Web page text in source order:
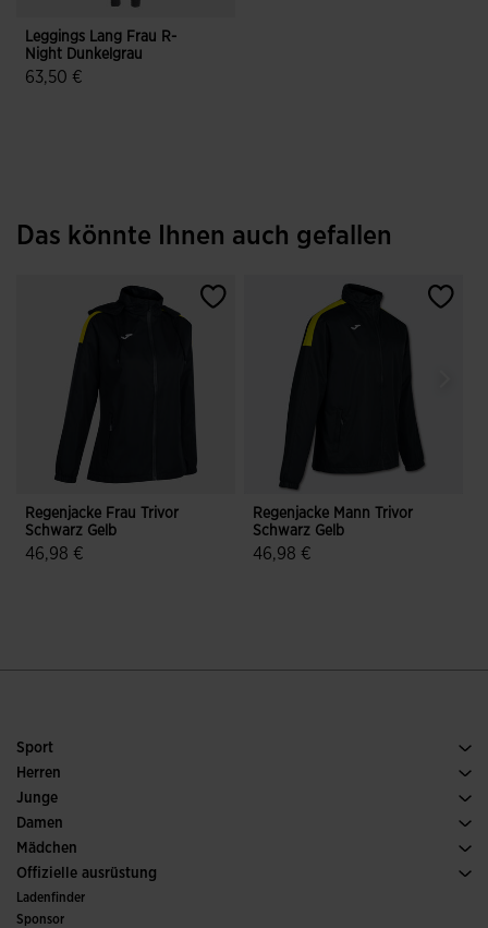
Leggings Lang Frau R-
Night Dunkelgrau
63,50 €
Das könnte Ihnen auch gefallen
Regenjacke Frau Trivor
Schwarz Gelb
46,98 €
Regenjacke Mann Trivor
Schwarz Gelb
46,98 €
Sport
Running
Fussball
Padel
Trailrunning
Herren
Schuh Herren
Sport
Junge
Alle Jungenbekleidung anzeigen
Damen
Schuh Damen
Sport
Mädchen
Alle Mädchenkleidung anzeigen
Offizielle ausrüstung
Fussball
Hallenfussball
Ladenfinder
Sponsor